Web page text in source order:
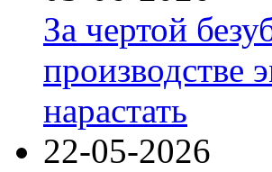
За чертой
производстве
нарастать
22-05-2026